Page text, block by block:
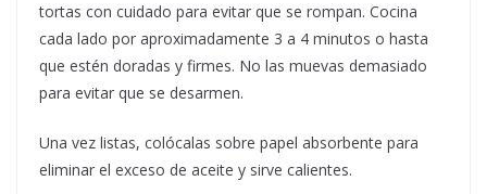
tortas con cuidado para evitar que se rompan. Cocina
cada lado por aproximadamente 3 a 4 minutos o hasta
que estén doradas y firmes. No las muevas demasiado
para evitar que se desarmen.
Una vez listas, colócalas sobre papel absorbente para
eliminar el exceso de aceite y sirve calientes.